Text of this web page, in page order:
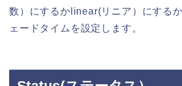
数）にするかlinear(リニア）にする
ェードタイムを設定します。